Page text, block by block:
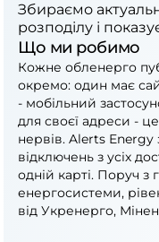
Збираємо
розподілу і
Що ми робимо
Кожне обленерго
окремо: один має
- мобільний
для своєї адреси - це
нервів. Alerts
відключень з усіх
одній карті. Поруч з
енергосистеми,
від Укренерго,